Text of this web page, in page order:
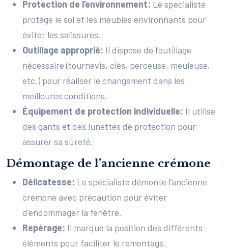
Protection de l’environnement: Le spécialiste
protège le sol et les meubles environnants pour
éviter les salissures.
Outillage approprié: Il dispose de l’outillage
nécessaire (tournevis, clés, perceuse, meuleuse,
etc.) pour réaliser le changement dans les
meilleures conditions.
Équipement de protection individuelle: Il utilise
des gants et des lunettes de protection pour
assurer sa sûreté.
Démontage de l’ancienne crémone
Délicatesse: Le spécialiste démonte l’ancienne
crémone avec précaution pour éviter
d’endommager la fenêtre.
Repérage: Il marque la position des différents
éléments pour faciliter le remontage.